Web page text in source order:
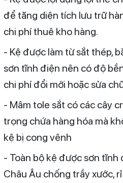
để tăng diện tích lưu trữ
chi phí thuê kho hàng.
- Kệ được làm từ sắt thép,
sơn tĩnh điện nên có độ
chi phí đổi mới hoặc sửa
- Mâm tole sắt có các cây
trọng chứa hàng hóa mà
kệ bị cong vênh
- Toàn bộ kệ được sơn
Châu Âu chống trầy xước,